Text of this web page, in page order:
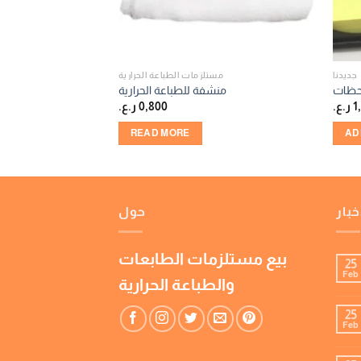
مستلزمات الطباعة الحرارية
منشفة للطباعة الحرارية
0,800 ر.ع.
READ MORE
جديدنا
ر.ع.
حول
بيع مستلزمات الطابعات
والطباعة الحرارية
25
Feb
25
Feb